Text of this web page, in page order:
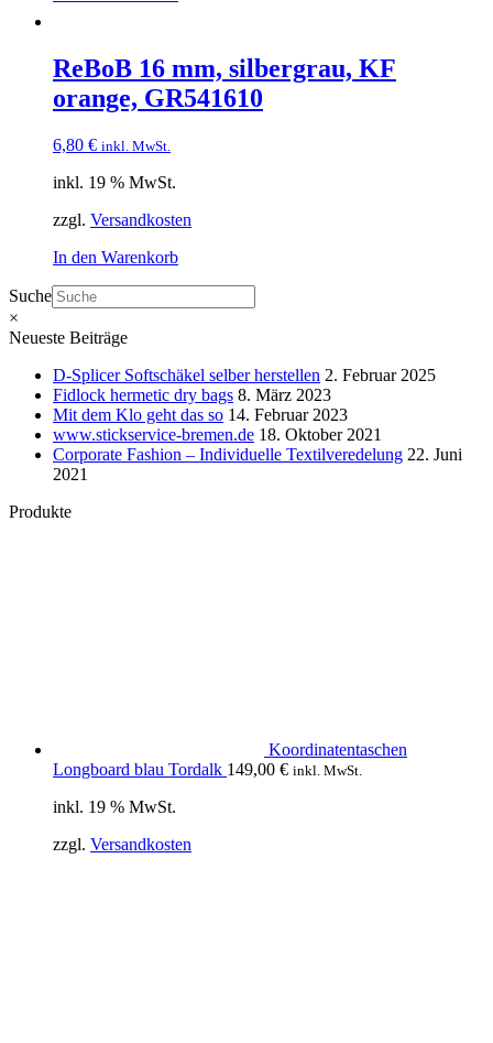
ReBoB 16 mm, silbergrau, KF
orange, GR541610
6,80 € inkl. MwSt.
inkl. 19 % MwSt.
zzgl. Versandkosten
In den Warenkorb
Suche
×
Neueste Beiträge
D-Splicer Softschäkel selber herstellen 2. Februar 2025
Fidlock hermetic dry bags 8. März 2023
Mit dem Klo geht das so 14. Februar 2023
www.stickservice-bremen.de 18. Oktober 2021
Corporate Fashion – Individuelle Textilveredelung 22. Juni
2021
Produkte
Koordinatentaschen
Longboard blau Tordalk 149,00 € inkl. MwSt.
inkl. 19 % MwSt.
zzgl. Versandkosten